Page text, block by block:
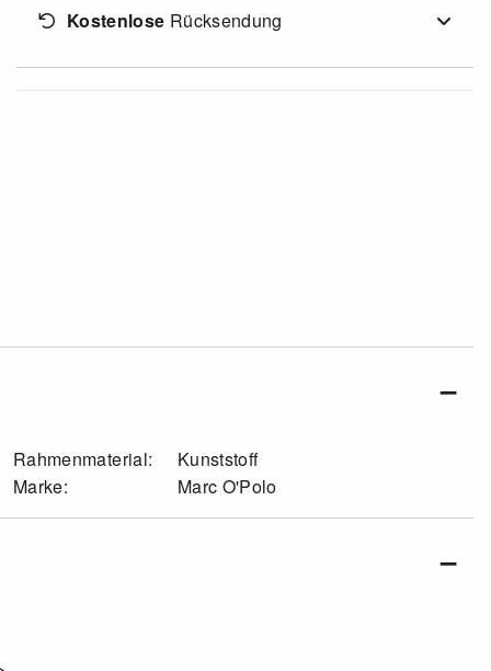
Kostenlose Rücksendung
Rahmenmaterial:
Kunststoff
Marke:
Marc O'Polo